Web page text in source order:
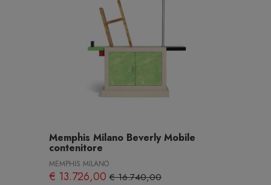
Memphis Milano Beverly Mobile
contenitore
MEMPHIS MILANO
€ 13.726,00€ 16.740,00